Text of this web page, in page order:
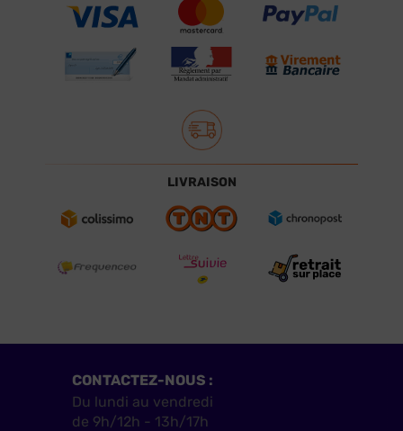
LIVRAISON
CONTACTEZ-NOUS :
Du lundi au vendredi
de 9h/12h - 13h/17h